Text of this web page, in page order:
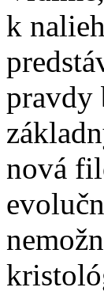
k
pravdy
nová